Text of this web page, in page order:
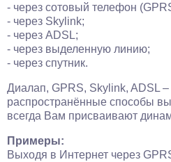
- через сотовый телефон
- через Skylink;
- через ADSL;
- через выделенную линию;
- через спутник.
Диалап, GPRS, Skylink, ADSL
распространённые способы
всегда Вам присваивают
Примеры:
Выходя в Интернет через